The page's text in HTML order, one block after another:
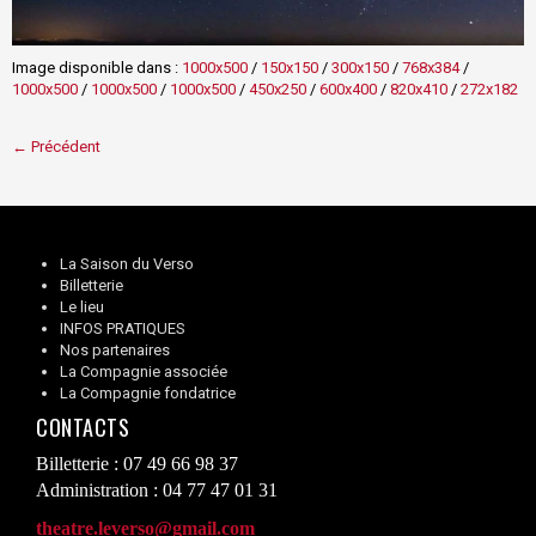
Image disponible dans : 1000x500 / 150x150 / 300x150 / 768x384/
1000x500 / 1000x500 / 1000x500 / 450x250 / 600x400 / 820x410 / 272x182
← Précédent
La Saison du Verso
Billetterie
Le lieu
INFOS PRATIQUES
Nos partenaires
La Compagnie associée
La Compagnie fondatrice
CONTACTS
Billetterie : 07 49 66 98 37
Administration : 04 77 47 01 31
theatre.leverso@gmail.com